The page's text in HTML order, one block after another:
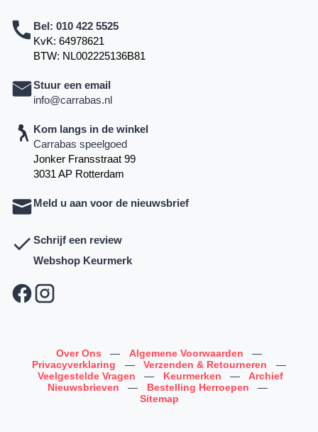
Bel: 010 422 5525
KvK: 64978621
BTW: NL002225136B81
Stuur een email
info@carrabas.nl
Kom langs in de winkel
Carrabas speelgoed
Jonker Fransstraat 99
3031 AP Rotterdam
Meld u aan voor de nieuwsbrief
Schrijf een review
Webshop Keurmerk
Over Ons — Algemene Voorwaarden
—
Privacyverklaring
— Verzenden & Retourneren
—
Veelgestelde Vragen
— Keurmerken —
Archief
Nieuwsbrieven
— Bestelling Herroepen
—
Sitemap